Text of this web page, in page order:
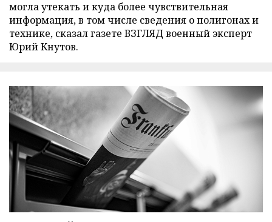
могла утекать и куда более чувствительная
информация, в том числе сведения о полигонах и
технике, сказал газете ВЗГЛЯД военный эксперт
Юрий Кнутов.